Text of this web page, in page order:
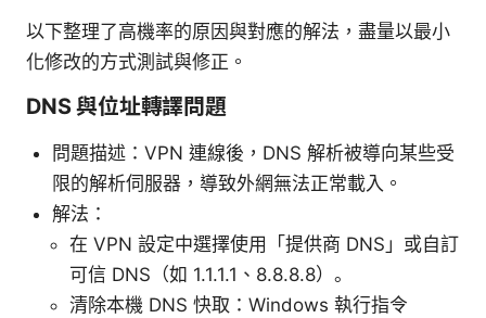
以下整理了高機率的原因與對應的解法，盡量以最小
化修改的方式測試與修正。
DNS 與位址轉譯問題
問題描述：VPN 連線後，DNS 解析被導向某些受
限的解析伺服器，導致外網無法正常載入。
解法：
在 VPN 設定中選擇使用「提供商 DNS」或自訂
可信 DNS（如 1.1.1.1、8.8.8.8）。
清除本機 DNS 快取：Windows 執行指令